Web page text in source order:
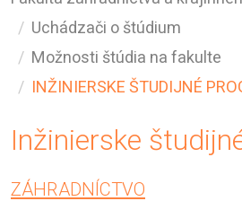
Uchádzači o štúdium
Možnosti štúdia na fakulte
INŽINIERSKE ŠTUDIJNÉ
Inžinierske
ZÁHRADNÍCTVO